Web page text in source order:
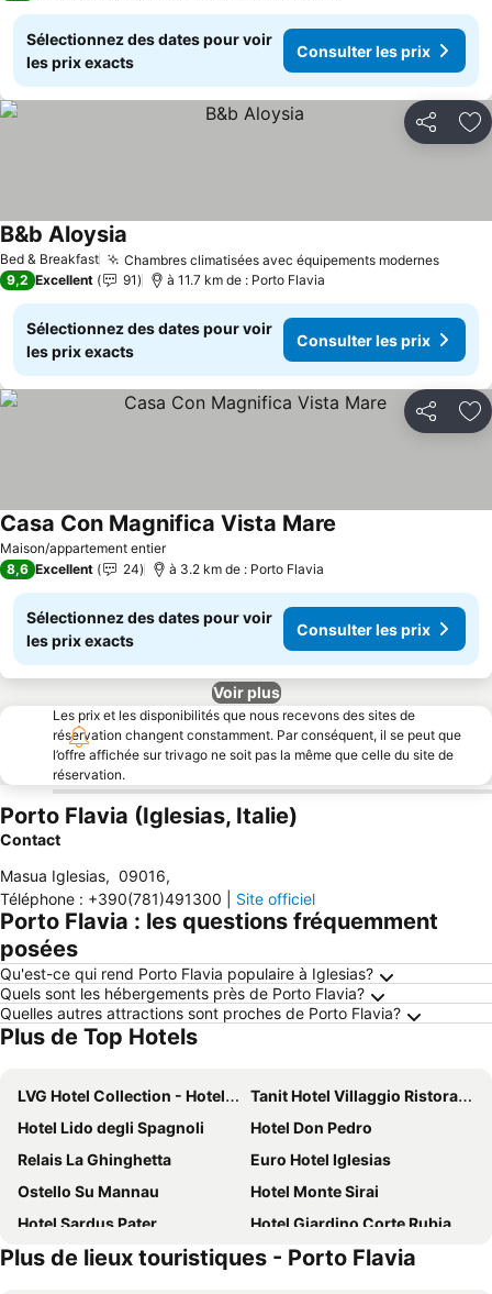
Sélectionnez des dates pour voir
les prix exacts
Consulter les prix
Partager
Bed & Breakfast Chambres climatisées avec équipements modernes
B&b Aloysia
9,2 Excellent 91 à 11.7 km de : Porto Flavia
Sélectionnez des dates pour voir
les prix exacts
Consulter les prix
Partager
Maison/appartement entier
Casa Con Magnifica Vista Mare
8,6 Excellent 24 à 3.2 km de : Porto Flavia
Sélectionnez des dates pour voir
les prix exacts
Consulter les prix
Voir plus
Les prix et les disponibilités que nous recevons des sites de
réservation changent constamment. Par conséquent, il se peut que
l’offre affichée sur trivago ne soit pas la même que celle du site de
réservation.
Porto Flavia (Iglesias, Italie)
Contact
Masua Iglesias, 09016,
Téléphone : +390(781)491300 Site officiel
Porto Flavia : les questions fréquemment
posées
Qu'est-ce qui rend Porto Flavia populaire à Iglesias?
Quels sont les hébergements près de Porto Flavia?
Quelles autres attractions sont proches de Porto Flavia?
Plus de Top Hotels
LVG Hotel Collection - Hotel La Rosa dei Venti
Tanit Hotel Villaggio Ristorante
Hotel Lido degli Spagnoli
Hotel Don Pedro
Relais La Ghinghetta
Euro Hotel Iglesias
Ostello Su Mannau
Hotel Monte Sirai
Hotel Sardus Pater
Hotel Giardino Corte Rubja
Il Rudere
Hotel Mistral
Plus de lieux touristiques - Porto Flavia